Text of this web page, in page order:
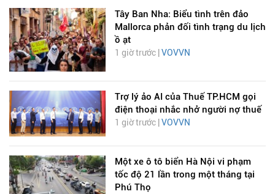
Tây Ban Nha: Biểu tình trên đảo
Mallorca phản đối tình trạng du lịch
ồ ạt
1 giờ trước | VOVVN
Trợ lý ảo AI của Thuế TP.HCM gọi
điện thoại nhắc nhở người nợ thuế
1 giờ trước | VOVVN
Một xe ô tô biển Hà Nội vi phạm
tốc độ 21 lần trong một tháng tại
Phú Thọ